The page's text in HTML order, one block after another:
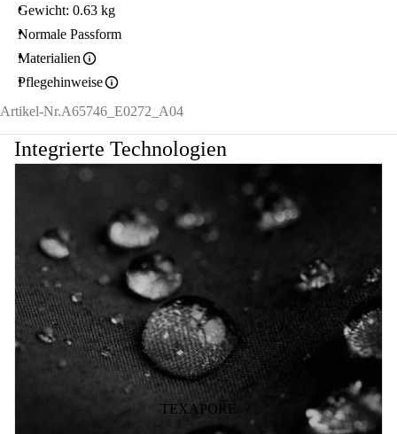
Gewicht: 0.63 kg
Normale Passform
Materialien
Pflegehinweise
Artikel-Nr.A65746_E0272_A04
Integrierte Technologien
TEXAPORE